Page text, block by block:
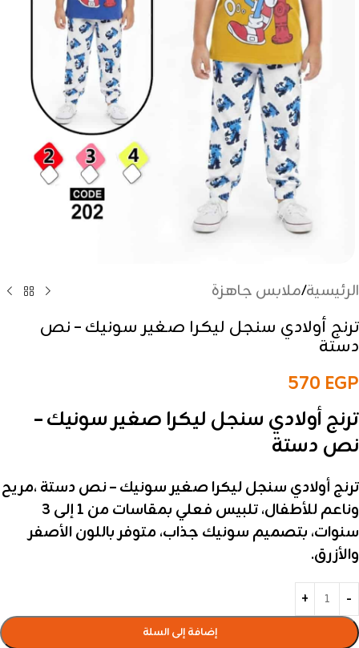
الرئيسية/ملابس جاهزة
ترنج أولادي سنجل ليكرا صغير سونيك – نص
دستة
570 EGP
ترنج أولادي سنجل ليكرا صغير سونيك –
نص دستة
ترنج أولادي سنجل ليكرا صغير سونيك – نص دستة ،مريح
وناعم للأطفال، تلبيس فعلي بمقاسات من 1 إلى 3
سنوات، بتصميم سونيك جذاب، متوفر باللون الأصفر
والأزرق.
إضافة إلى السلة